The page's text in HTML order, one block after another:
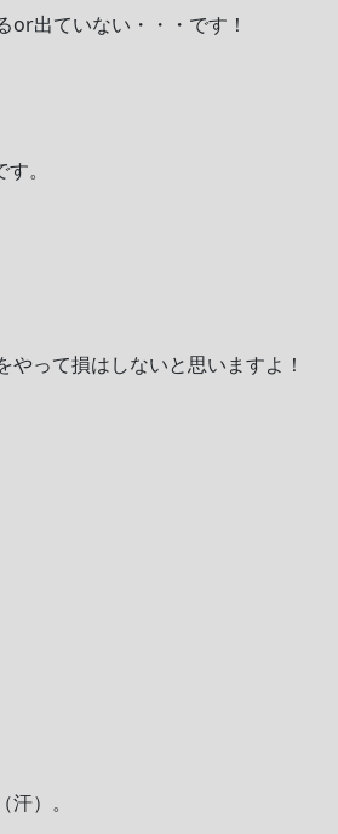
出ていない・・・です！
。
って損はしないと思いますよ！
）。